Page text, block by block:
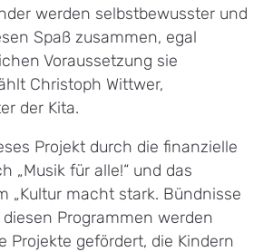
werden selbstbewusster und
Spaß zusammen, egal
Voraussetzung sie
Christoph Wittwer,
der Kita.
Projekt durch die finanzielle
„Musik für alle!“ und das
„Kultur macht stark. Bündnisse
diesen Programmen werden
Projekte gefördert, die Kindern